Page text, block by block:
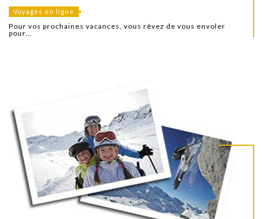
Voyages en ligne
Pour vos prochaines vacances, vous rêvez de vous envoler
pour…